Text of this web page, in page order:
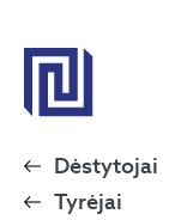
Dėstytojai
Tyrėjai